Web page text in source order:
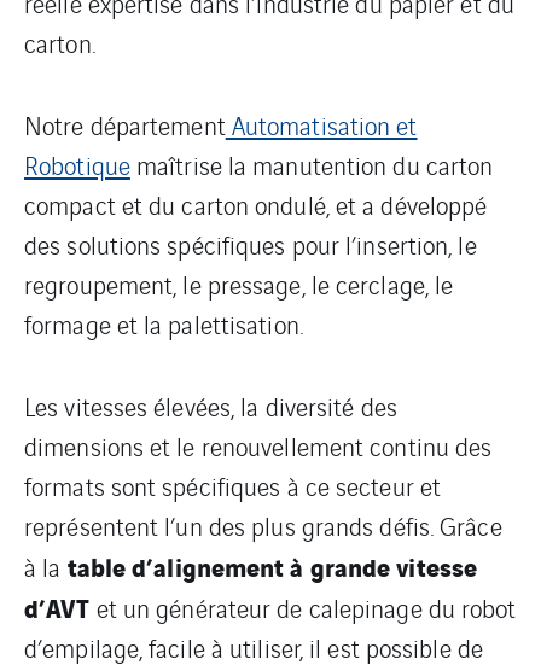
carton.
Notre départementAutomatisation et
Robotiquemaîtrise la manutention du carton
compact et du carton ondulé, et a développé
des solutions spécifiques pour l’insertion, le
regroupement, le pressage, le cerclage, le
formage et la palettisation.
Les vitesses élevées, la diversité des
dimensions et le renouvellement continu des
formats sont spécifiques à ce secteur et
représentent l’un des plus grands défis. Grâce
à la table d’alignement à grande vitesse
d’AVT et un générateur de calepinage du robot
d’empilage, facile à utiliser, il est possible de